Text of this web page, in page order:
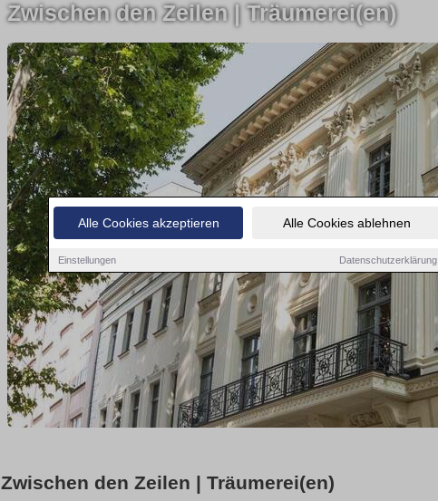
Alle Cookies akzeptieren Alle Cookies ablehnen
Einstellungen Datenschutzerklärung
Zwischen den Zeilen | Träumerei(en)
Zwischen den Zeilen | Träumerei(en)